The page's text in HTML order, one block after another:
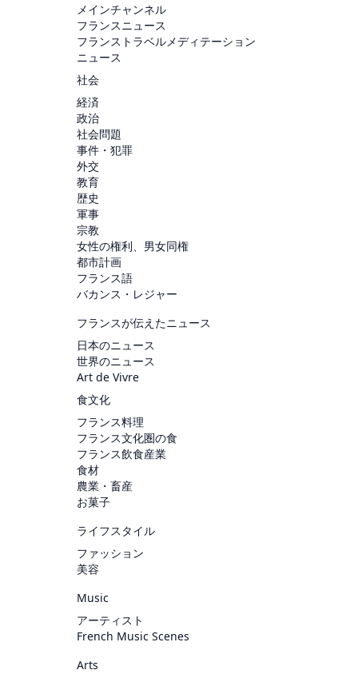
メインチャンネル
フランスニュース
フランストラベルメディテーション
ニュース
社会
経済
政治
社会問題
事件・犯罪
外交
教育
歴史
軍事
宗教
女性の権利、男女同権
都市計画
フランス語
バカンス・レジャー
フランスが伝えたニュース
日本のニュース
世界のニュース
Art de Vivre
食文化
フランス料理
フランス文化圏の食
フランス飲食産業
食材
農業・畜産
お菓子
ライフスタイル
ファッション
美容
Music
アーティスト
French Music Scenes
Arts